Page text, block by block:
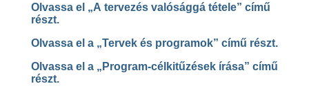
Olvassa el „A tervezés valósággá tétele” című
részt.
Olvassa el a „Tervek és programok” című részt.
Olvassa el a „Program-célkitűzések írása” című
részt.